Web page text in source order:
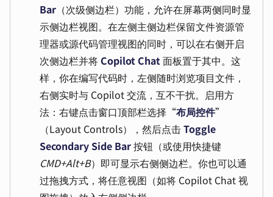
Bar （次级侧边栏）功能，允许在屏幕两侧同时显
示侧边栏视图。在左侧主侧边栏保留文件资源管
理器或源代码管理视图的同时，可以在右侧开启
次侧边栏并将Copilot Chat面板置于其中。这
样，你在编写代码时，左侧随时浏览项目文件，
右侧实时与 Copilot 交流，互不干扰。启用方
法：右键点击窗口顶部栏选择“布局控件”
（Layout Controls），然后点击Toggle
Secondary Side Bar按钮（或使用快捷键
CMD+Alt+B）即可显示右侧侧边栏。你也可以通
过拖拽方式，将任意视图（如将 Copilot Chat 视